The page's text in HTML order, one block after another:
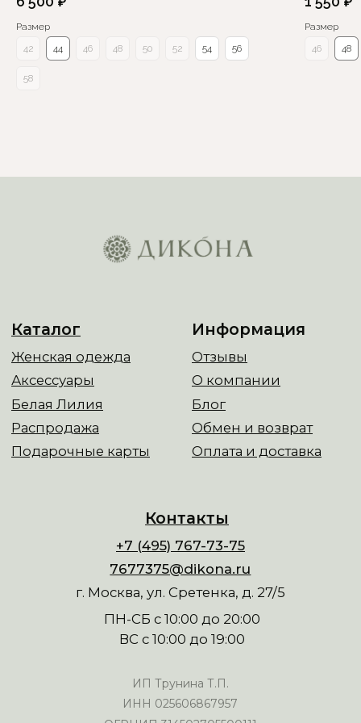
Размер
42
44 46 48 50 52 54 56
58
Размер
46
48